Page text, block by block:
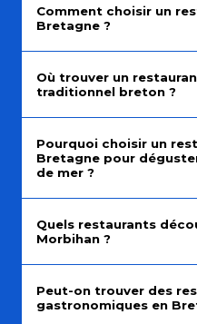
Comment choisir un
Bretagne ?
Où trouver un
traditionnel breton ?
Pourquoi choisir un
Bretagne pour
de mer ?
Quels restaurants
Morbihan ?
Peut-on trouver des
gastronomiques en